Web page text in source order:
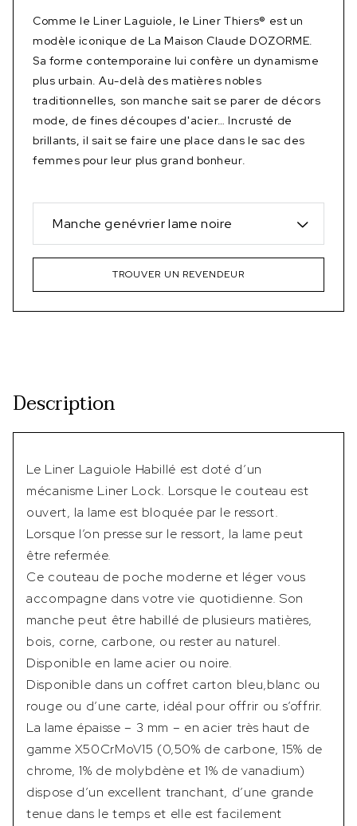
Comme le Liner Laguiole, le Liner Thiers® est un
modèle iconique de La Maison Claude DOZORME.
Sa forme contemporaine lui confère un dynamisme
plus urbain. Au-delà des matières nobles
traditionnelles, son manche sait se parer de décors
mode, de fines découpes d'acier… Incrusté de
brillants, il sait se faire une place dans le sac des
femmes pour leur plus grand bonheur.
Manche genévrier lame noire
TROUVER UN REVENDEUR
Description
Le Liner Laguiole Habillé est doté d’un
mécanisme Liner Lock. Lorsque le couteau est
ouvert, la lame est bloquée par le ressort.
Lorsque l’on presse sur le ressort, la lame peut
être refermée.
Ce couteau de poche moderne et léger vous
accompagne dans votre vie quotidienne. Son
manche peut être habillé de plusieurs matières,
bois, corne, carbone, ou rester au naturel.
Disponible en lame acier ou noire.
Disponible dans un coffret carton bleu,blanc ou
rouge ou d’une carte, idéal pour offrir ou s’offrir.
La lame épaisse – 3 mm – en acier très haut de
gamme X50CrMoV15 (0,50% de carbone, 15% de
chrome, 1% de molybdène et 1% de vanadium)
dispose d’un excellent tranchant, d’une grande
tenue dans le temps et elle est facilement